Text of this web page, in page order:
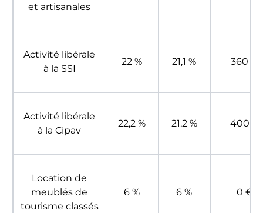
et artisanales
Activité libérale
à la SSI
22 % 21,1 % 360 €
Activité libérale
à la Cipav
22,2 % 21,2 % 400 €
Location de
meublés de
tourisme classés
6 % 6 % 0 €